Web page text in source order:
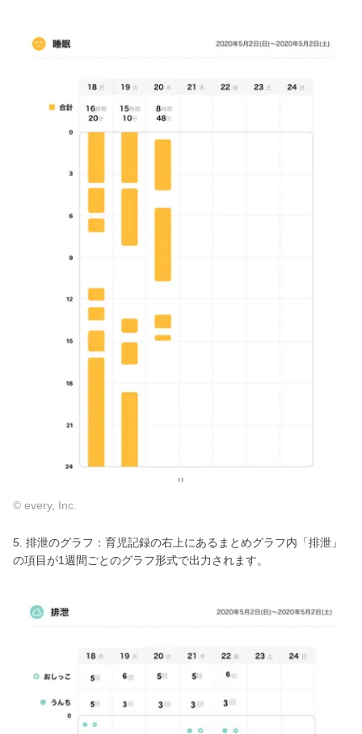
© every, Inc.
5. 排泄のグラフ：育児記録の右上にあるまとめグラフ内「排泄」
の項目が1週間ごとのグラフ形式で出力されます。